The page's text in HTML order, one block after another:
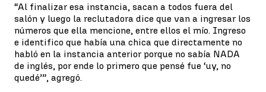
“Al finalizar esa instancia, sacan a todos fuera del
salón y luego la reclutadora dice que van a ingresar los
números que ella mencione, entre ellos el mío. Ingreso
e identifico que había una chica que directamente no
habló en la instancia anterior porque no sabía NADA
de inglés, por ende lo primero que pensé fue ‘uy, no
quedé’”, agregó.